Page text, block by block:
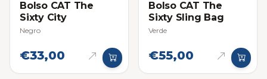
Bolso CAT The
Sixty City
Negro
€33,00
Bolso CAT The
Sixty Sling Bag
Verde
€55,00